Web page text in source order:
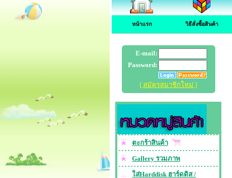
หน้าแรก วิธีสั่งซื้อสินค้า
E-mail:
Password:
[ สมัครสมาชิกใหม่ ]
ตะกร้าสินค้า
Gallery รวมภาพ
ใส่Harddisk ฮาร์ดดิส /